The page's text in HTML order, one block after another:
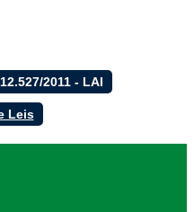
2011 - LAI
Leis